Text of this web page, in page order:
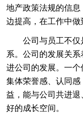
地产政策法规的信
边提高，在工作中做
公司与员工不
系。公司的发展关
进公司的发展。一个
集体荣誉感、认同
益，能与公司共进
好的成长空间。